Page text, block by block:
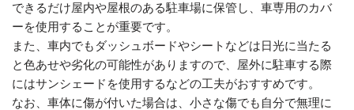
できるだけ屋内や屋根のある駐車場に保管し、車専用のカバ
ーを使用することが重要です。
また、車内でもダッシュボードやシートなどは日光に当たる
と色あせや劣化の可能性がありますので、屋外に駐車する際
にはサンシェードを使用するなどの工夫がおすすめです。
なお、車体に傷が付いた場合は、小さな傷でも自分で無理に